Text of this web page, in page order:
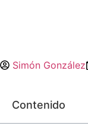
Simón González
Contenido